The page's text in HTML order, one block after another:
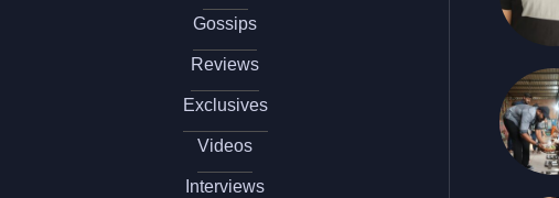
Gossips
Reviews
Exclusives
Videos
Interviews